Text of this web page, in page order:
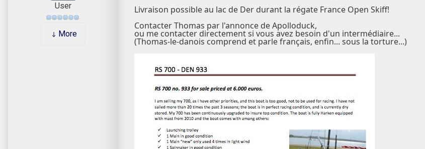
User
More
Livraison possible au lac de Der durant la régate France Open Skiff!
Contacter Thomas par l'annonce de Apolloduck,
ou me contacter directement si vous avez besoin d'un intermédiaire...
(Thomas-le-danois comprend et parle français, enfin... sous la torture...)